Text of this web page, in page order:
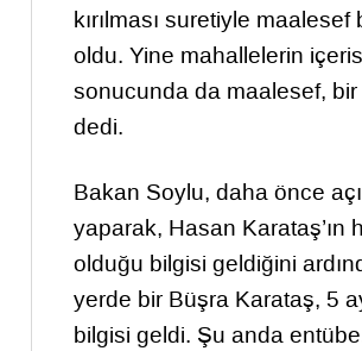
kırılması suretiyle
oldu. Yine mahallelerin
sonucunda da maalesef,
dedi.
Bakan Soylu, daha önce
yaparak, Hasan Karataş’ın
olduğu bilgisi geldiğini
yerde bir Büşra Karataş, 5
bilgisi geldi. Şu anda